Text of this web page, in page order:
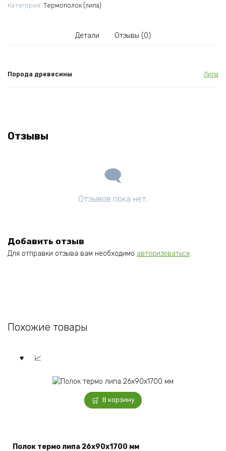
Категория: Термополок (липа)
Детали Отзывы (0)
Порода древесины Липа
Отзывы
Отзывов пока нет.
Добавить отзыв
Для отправки отзыва вам необходимо авторизоваться.
Похожие товары
В корзину
Полок термо липа 26x90x1700 мм